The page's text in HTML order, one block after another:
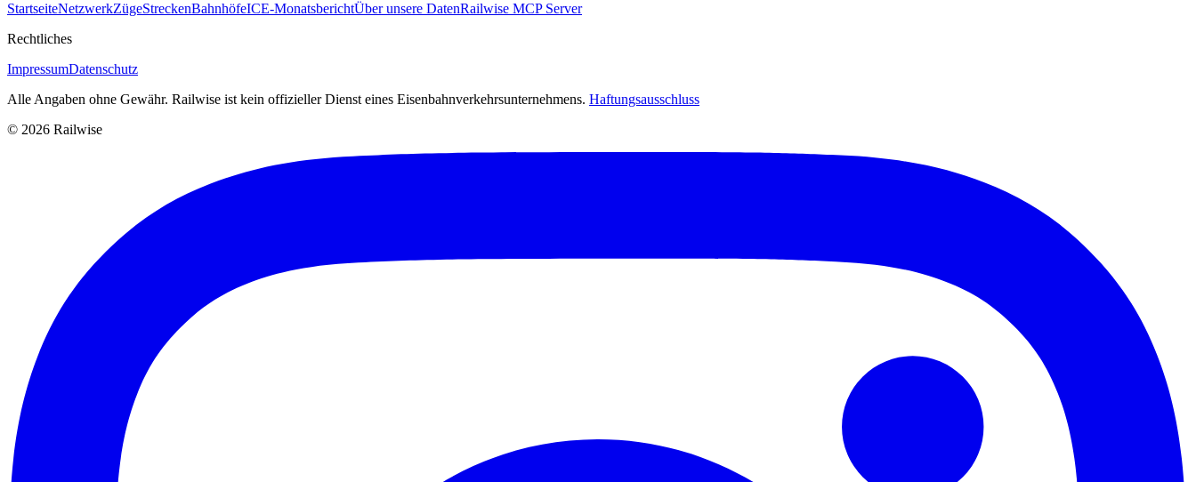
StartseiteNetzwerkZügeStreckenBahnhöfeICE-MonatsberichtÜber unsere DatenRailwise MCP Server
Rechtliches
ImpressumDatenschutz
Alle Angaben ohne Gewähr. Railwise ist kein offizieller Dienst eines Eisenbahnverkehrsunternehmens. Haftungsausschluss
© 2026 Railwise